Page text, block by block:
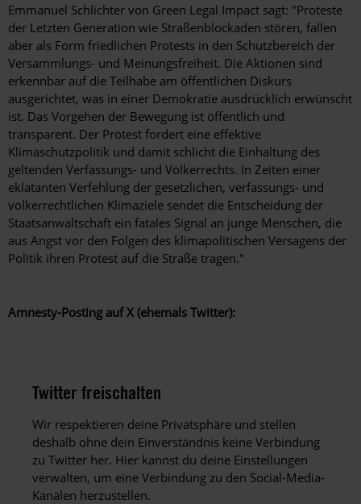
Emmanuel Schlichter von Green Legal Impact sagt: "Proteste
der Letzten Generation wie Straßenblockaden stören, fallen
aber als Form friedlichen Protests in den Schutzbereich der
Versammlungs- und Meinungsfreiheit. Die Aktionen sind
erkennbar auf die Teilhabe am öffentlichen Diskurs
ausgerichtet, was in einer Demokratie ausdrücklich erwünscht
ist. Das Vorgehen der Bewegung ist öffentlich und
transparent. Der Protest fordert eine effektive
Klimaschutzpolitik und damit schlicht die Einhaltung des
geltenden Verfassungs- und Völkerrechts. In Zeiten einer
eklatanten Verfehlung der gesetzlichen, verfassungs- und
völkerrechtlichen Klimaziele sendet die Entscheidung der
Staatsanwaltschaft ein fatales Signal an junge Menschen, die
aus Angst vor den Folgen des klimapolitischen Versagens der
Politik ihren Protest auf die Straße tragen."
Amnesty-Posting auf X (ehemals Twitter):
Twitter freischalten
Wir respektieren deine Privatsphäre und stellen
deshalb ohne dein Einverständnis keine Verbindung
zu Twitter her. Hier kannst du deine Einstellungen
verwalten, um eine Verbindung zu den Social-Media-
Kanälen herzustellen.